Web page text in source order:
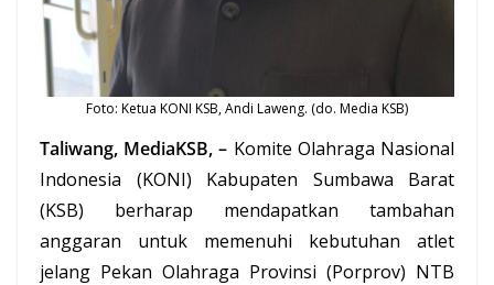
Foto: Ketua KONI KSB, Andi Laweng. (do. Media KSB)
Taliwang, MediaKSB, – Komite Olahraga Nasional
Indonesia (KONI) Kabupaten Sumbawa Barat
(KSB) berharap mendapatkan tambahan
anggaran untuk memenuhi kebutuhan atlet
jelang Pekan Olahraga Provinsi (Porprov) NTB